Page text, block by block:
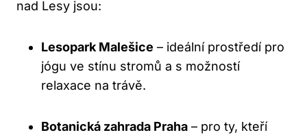
nad Lesy jsou:
Lesopark Malešice – ideální prostředí pro
jógu ve stínu stromů a s možností
relaxace na trávě.
Botanická zahrada Praha – pro ty, kteří